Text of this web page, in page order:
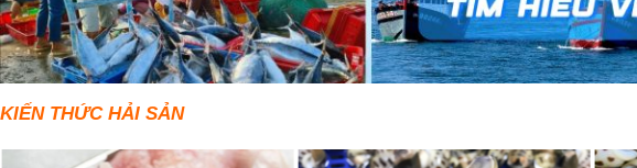
KIẾN THỨC HẢI SẢN